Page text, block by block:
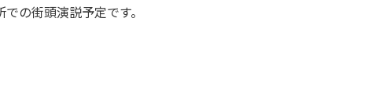
の街頭演説予定です。